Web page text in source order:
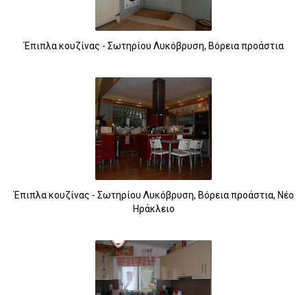
Έπιπλα κουζίνας - Σωτηρίου Λυκόβρυση, Βόρεια προάστια
Έπιπλα κουζίνας - Σωτηρίου Λυκόβρυση, Βόρεια προάστια, Νέο
Ηράκλειο